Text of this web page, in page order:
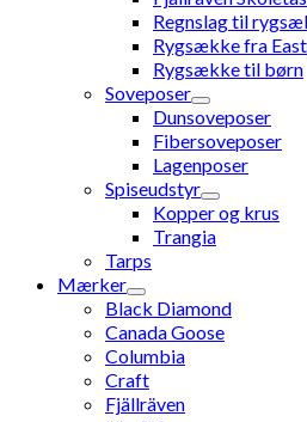
Regnslag til
Rygsække fra
Rygsække til børn
Soveposer
Dunsoveposer
Fibersoveposer
Lagenposer
Spiseudstyr
Kopper og krus
Trangia
Tarps
Mærker
Black Diamond
Canada Goose
Columbia
Craft
Fjällräven